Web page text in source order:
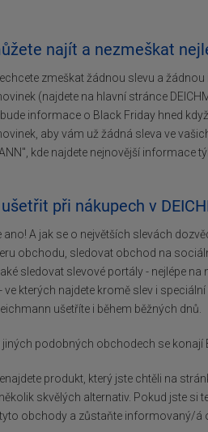
najít a nezmeškat
zmeškat žádnou slevu a
(najdete na hlavní stránce
bude informace o Black Friday hned
aby vám už žádná sleva ve
kde najdete nejnovější informace
při nákupech v
ano! A jak se o největších slevách
obchodu, sledovat obchod na
sledovat slevové portály - nejlépe
ve kterých najdete kromě slev i
ušetříte i během běžných dnů.
jiných podobných obchodech se konají
produkt, který jste chtěli na
skvělých alternativ. Pokud jste si
obchody a zůstaňte informovaný/á